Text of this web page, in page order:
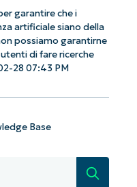
garantire che i
artificiale siano della
possiamo garantirne
di fare ricerche
28 07:43 PM
Base
Ricerca
KB guidate
di credito e si ha